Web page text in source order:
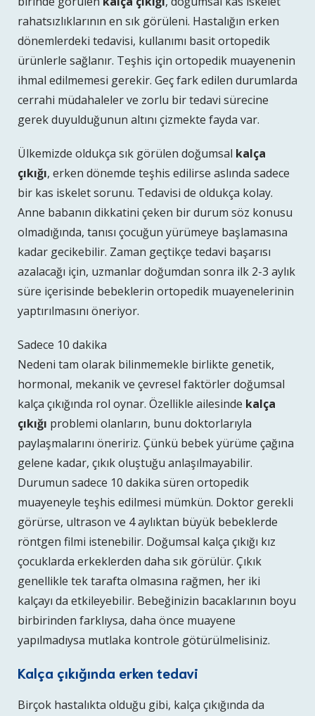
rahatsızlıklarının en sık görüleni. Hastalığın erken
dönemlerdeki tedavisi, kullanımı basit ortopedik
ürünlerle sağlanır. Teşhis için ortopedik muayenenin
ihmal edilmemesi gerekir. Geç fark edilen durumlarda
cerrahi müdahaleler ve zorlu bir tedavi sürecine
gerek duyulduğunun altını çizmekte fayda var.
Ülkemizde oldukça sık görülen doğumsal kalça
çıkığı, erken dönemde teşhis edilirse aslında sadece
bir kas iskelet sorunu. Tedavisi de oldukça kolay.
Anne babanın dikkatini çeken bir durum söz konusu
olmadığında, tanısı çocuğun yürümeye başlamasına
kadar gecikebilir. Zaman geçtikçe tedavi başarısı
azalacağı için, uzmanlar doğumdan sonra ilk 2-3 aylık
süre içerisinde bebeklerin ortopedik muayenelerinin
yaptırılmasını öneriyor.
Sadece 10 dakika
Nedeni tam olarak bilinmemekle birlikte genetik,
hormonal, mekanik ve çevresel faktörler doğumsal
kalça çıkığında rol oynar. Özellikle ailesinde kalça
çıkığı problemi olanların, bunu doktorlarıyla
paylaşmalarını öneririz. Çünkü bebek yürüme çağına
gelene kadar, çıkık oluştuğu anlaşılmayabilir.
Durumun sadece 10 dakika süren ortopedik
muayeneyle teşhis edilmesi mümkün. Doktor gerekli
görürse, ultrason ve 4 aylıktan büyük bebeklerde
röntgen filmi istenebilir. Doğumsal kalça çıkığı kız
çocuklarda erkeklerden daha sık görülür. Çıkık
genellikle tek tarafta olmasına rağmen, her iki
kalçayı da etkileyebilir. Bebeğinizin bacaklarının boyu
birbirinden farklıysa, daha önce muayene
yapılmadıysa mutlaka kontrole götürülmelisiniz.
Kalça çıkığında erken tedavi
Birçok hastalıkta olduğu gibi, kalça çıkığında da